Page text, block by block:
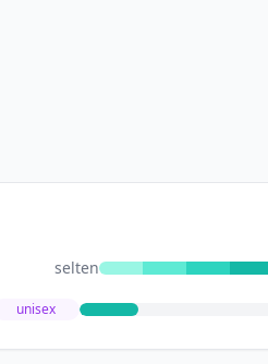
selten
unisex